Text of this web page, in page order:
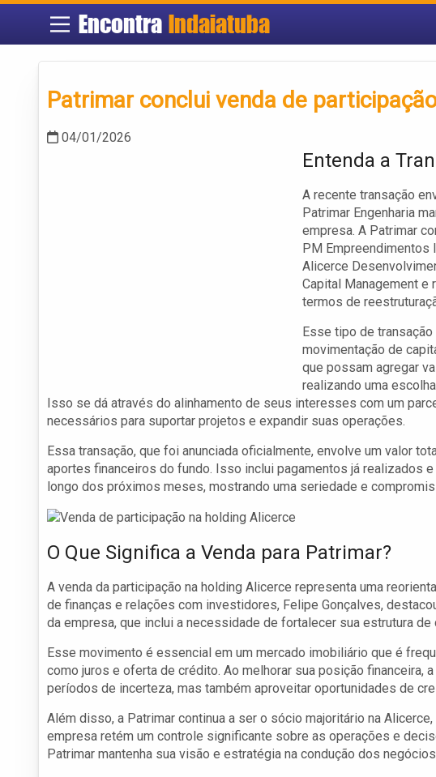
EncontraIndaiatuba
Patrimar conclui venda de
04/01/2026
Entenda a
A recente transação
Patrimar Engenharia
empresa. A Patrimar
PM
Alicerce
Capital Management e
termos de
Esse tipo de
movimentação de
que possam agregar
realizando uma
Isso se dá através do alinhamento de seus interesses com um
necessários para suportar projetos e expandir suas operações.
Essa transação, que foi anunciada oficialmente, envolve um valor
aportes financeiros do fundo. Isso inclui pagamentos já realizados
longo dos próximos meses, mostrando uma seriedade e
O Que Significa a Venda para Patrimar?
A venda da participação na holding Alicerce representa uma
de finanças e relações com investidores, Felipe Gonçalves,
da empresa, que inclui a necessidade de fortalecer sua estrutura
Esse movimento é essencial em um mercado imobiliário que é
como juros e oferta de crédito. Ao melhorar sua posição financeira,
períodos de incerteza, mas também aproveitar oportunidades de
Além disso, a Patrimar continua a ser o sócio majoritário na
empresa retém um controle significante sobre as operações e
Patrimar mantenha sua visão e estratégia na condução dos